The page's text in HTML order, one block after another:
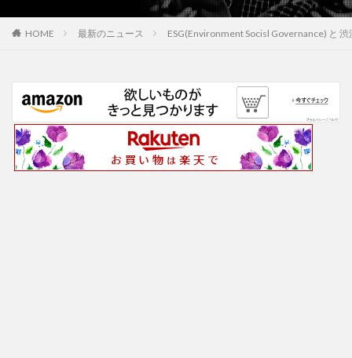
HOME 最新のニュース ESG(Environment Socisl Governance) と